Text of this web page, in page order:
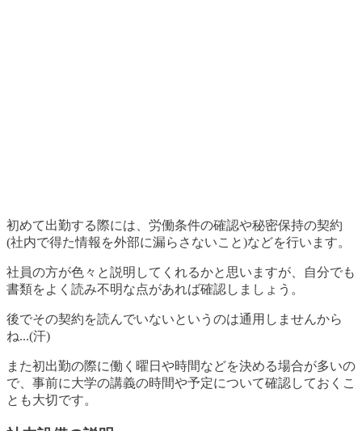
初めて出勤する際には、労働条件の確認や秘密保持の契約
(社内で得た情報を外部に漏らさないこと)などを行います。
社員の方が色々と説明してくれるかと思いますが、自分でも
書類をよく読み不明な点があれば確認しましょう。
後でその契約を読んでいないというのは通用しませんから
ね...(汗)
また初出勤の際に働く曜日や時間などを決める場合が多いの
で、事前に大学の講義の時間や予定について確認しておくこ
とも大切です。